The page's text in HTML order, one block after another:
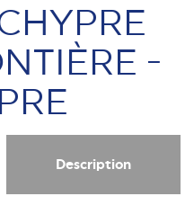
-
Description